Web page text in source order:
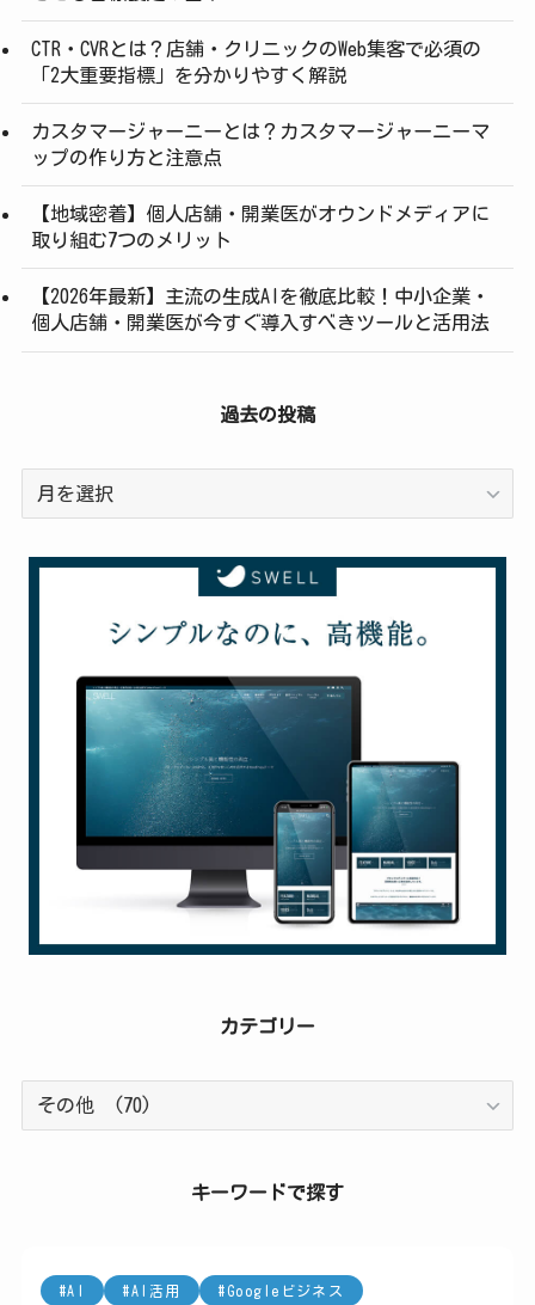
CTR・CVRとは？店舗・クリニックのWeb集客で必須の
「2大重要指標」を分かりやすく解説
カスタマージャーニーとは？カスタマージャーニーマ
ップの作り方と注意点
【地域密着】個人店舗・開業医がオウンドメディアに
取り組む7つのメリット
【2026年最新】主流の生成AIを徹底比較！中小企業・
個人店舗・開業医が今すぐ導入すべきツールと活用法
過去の投稿
投
カテゴリー
キーワードで探す
AI AI活用 Googleビジネス